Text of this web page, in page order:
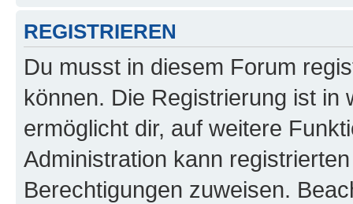
REGISTRIEREN
Du musst in diesem Forum
können. Die Registrierung ist in
ermöglicht dir, auf weitere
Administration kann
Berechtigungen zuweisen.